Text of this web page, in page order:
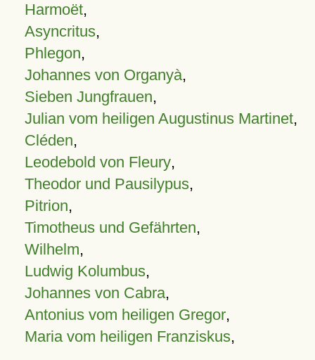
Harmoët,
Asyncritus,
Phlegon,
Johannes von Organyà,
Sieben Jungfrauen,
Julian vom heiligen Augustinus Martinet,
Cléden,
Leodebold von Fleury,
Theodor und Pausilypus,
Pitrion,
Timotheus und Gefährten,
Wilhelm,
Ludwig Kolumbus,
Johannes von Cabra,
Antonius vom heiligen Gregor,
Maria vom heiligen Franziskus,